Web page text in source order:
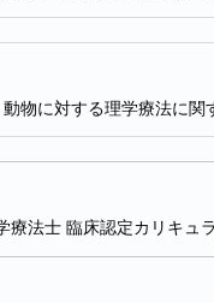
動物に対する理学療法に関
療法士 臨床認定カリキュ